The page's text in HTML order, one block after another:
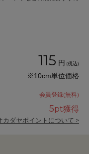
115 円 (税込)
※10cm単位価格
会員登録(無料)
5pt獲得
カダヤポイントについて >